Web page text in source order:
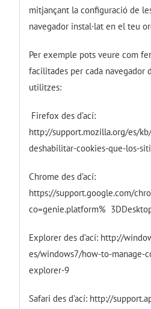
mitjançant la configuració de
navegador instal·lat en el teu
Per exemple pots veure com
facilitades per cada navegador
utilitzes:
Firefox des d’ací:
http://support.mozilla.org/es/
deshabilitar-cookies-que-los-
Chrome des d’ací:
https://support.google.com/
co=genie.platform%
Explorer des d’ací: http://
es/windows7/how-to-manage-
explorer-9
Safari des d’ací: http://